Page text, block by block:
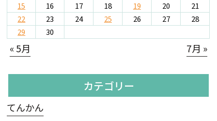
15
16 17 18 19 20
21
22
23 24 25 26 27
28
29
30
« 5月 7月 »
カテゴリー
てんかん